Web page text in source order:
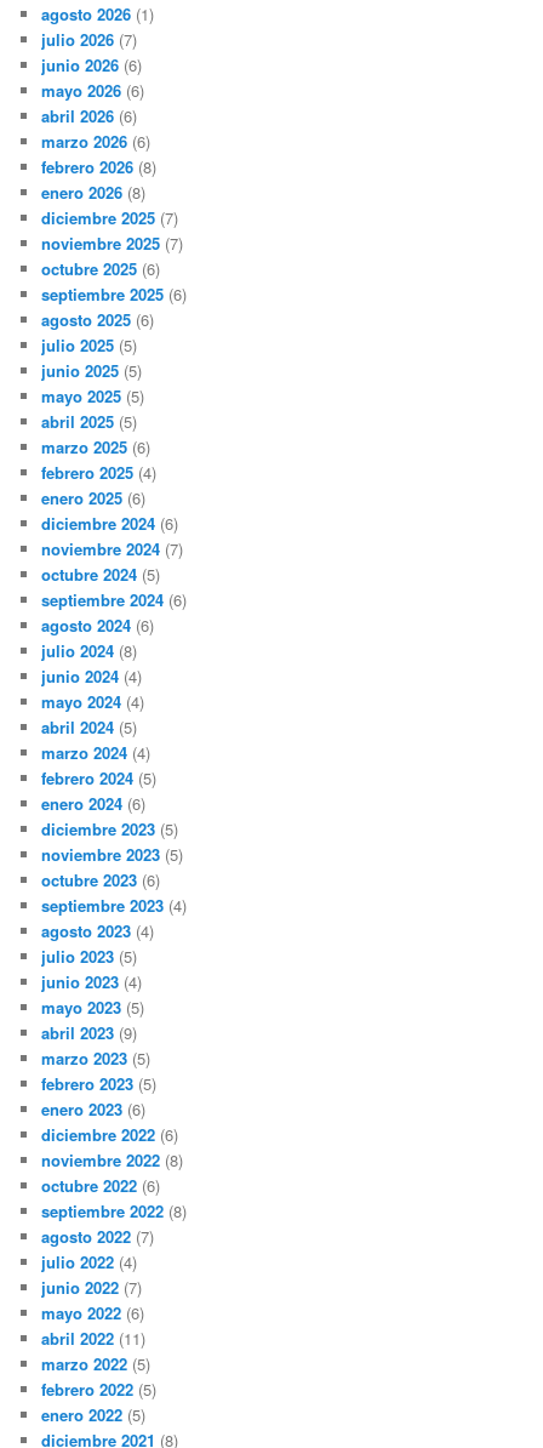
agosto 2026 (1)
julio 2026 (7)
junio 2026 (6)
mayo 2026 (6)
abril 2026 (6)
marzo 2026 (6)
febrero 2026 (8)
enero 2026 (8)
diciembre 2025 (7)
noviembre 2025 (7)
octubre 2025 (6)
septiembre 2025 (6)
agosto 2025 (6)
julio 2025 (5)
junio 2025 (5)
mayo 2025 (5)
abril 2025 (5)
marzo 2025 (6)
febrero 2025 (4)
enero 2025 (6)
diciembre 2024 (6)
noviembre 2024 (7)
octubre 2024 (5)
septiembre 2024 (6)
agosto 2024 (6)
julio 2024 (8)
junio 2024 (4)
mayo 2024 (4)
abril 2024 (5)
marzo 2024 (4)
febrero 2024 (5)
enero 2024 (6)
diciembre 2023 (5)
noviembre 2023 (5)
octubre 2023 (6)
septiembre 2023 (4)
agosto 2023 (4)
julio 2023 (5)
junio 2023 (4)
mayo 2023 (5)
abril 2023 (9)
marzo 2023 (5)
febrero 2023 (5)
enero 2023 (6)
diciembre 2022 (6)
noviembre 2022 (8)
octubre 2022 (6)
septiembre 2022 (8)
agosto 2022 (7)
julio 2022 (4)
junio 2022 (7)
mayo 2022 (6)
abril 2022 (11)
marzo 2022 (5)
febrero 2022 (5)
enero 2022 (5)
diciembre 2021 (8)